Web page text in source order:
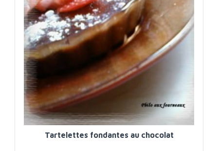
Tartelettes fondantes au chocolat